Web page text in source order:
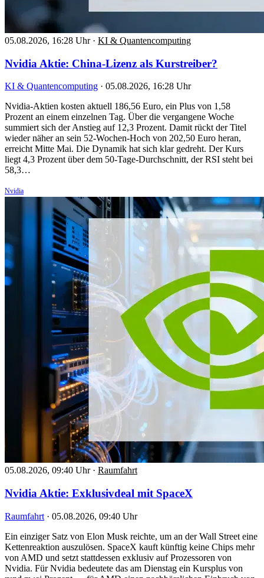
05.08.2026, 16:28 Uhr · KI & Quantencomputing
Nvidia Aktie: China-Lizenz als Kurstreiber?
KI & Quantencomputing · 05.08.2026, 16:28 Uhr
Nvidia-Aktien kosten aktuell 186,56 Euro, ein Plus von 1,58
Prozent an einem einzelnen Tag. Über die vergangene Woche
summiert sich der Anstieg auf 12,3 Prozent. Damit rückt der Titel
wieder näher an sein 52-Wochen-Hoch von 202,50 Euro heran,
erreicht Mitte Mai. Die Dynamik hat sich klar gedreht. Der Kurs
liegt 4,3 Prozent über dem 50-Tage-Durchschnitt, der RSI steht bei
58,3…
Nvidia
05.08.2026, 09:40 Uhr · Raumfahrt
Nvidia Aktie: Exklusivdeal mit SpaceX
Raumfahrt · 05.08.2026, 09:40 Uhr
Ein einziger Satz von Elon Musk reichte, um an der Wall Street eine
Kettenreaktion auszulösen. SpaceX kauft künftig keine Chips mehr
von AMD und setzt stattdessen exklusiv auf Prozessoren von
Nvidia. Für Nvidia bedeutete das am Dienstag ein Kursplus von